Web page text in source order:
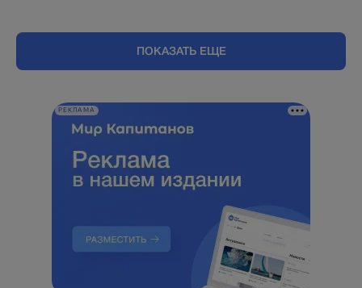
ПОКАЗАТЬ ЕЩЕ
РЕКЛАМА